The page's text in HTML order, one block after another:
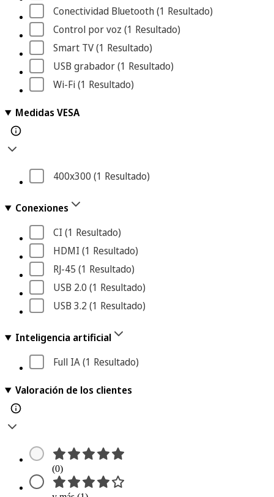
Conectividad Bluetooth (1 Resultado)
Control por voz (1 Resultado)
Smart TV (1 Resultado)
USB grabador (1 Resultado)
Wi-Fi (1 Resultado)
Medidas VESA
400x300 (1 Resultado)
Conexiones
CI (1 Resultado)
HDMI (1 Resultado)
RJ-45 (1 Resultado)
USB 2.0 (1 Resultado)
USB 3.2 (1 Resultado)
Inteligencia artificial
Full IA (1 Resultado)
Valoración de los clientes
(0)